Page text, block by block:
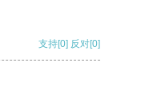
支持[0] 反对[0]